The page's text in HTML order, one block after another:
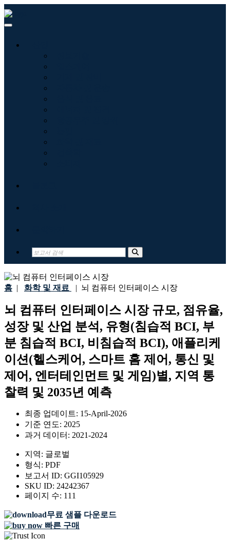
홈 | 화학 및 재료 | 뇌 컴퓨터 인터페이스 시장
뇌 컴퓨터 인터페이스 시장 규모, 점유율,
성장 및 산업 분석, 유형(침습적 BCI, 부
분 침습적 BCI, 비침습적 BCI), 애플리케
이션(헬스케어, 스마트 홈 제어, 통신 및
제어, 엔터테인먼트 및 게임)별, 지역 통
찰력 및 2035년 예측
최종 업데이트: 15-April-2026
기준 연도: 2025
과거 데이터: 2021-2024
지역: 글로벌
형식: PDF
보고서 ID: GGI105929
SKU ID: 24242367
페이지 수: 111
무료 샘플 다운로드
빠른 구매